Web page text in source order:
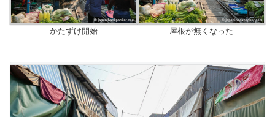
かたずけ開始 屋根が無くなった